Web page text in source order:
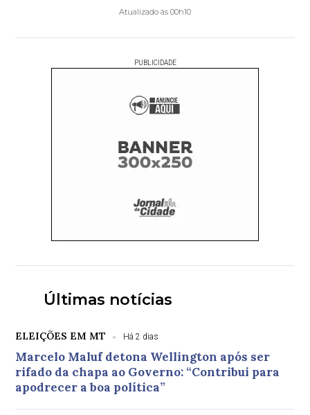
Atualizado às 00h10
PUBLICIDADE
Últimas notícias
ELEIÇÕES EM MT Há 2 dias
Marcelo Maluf detona Wellington após ser
rifado da chapa ao Governo: “Contribui para
apodrecer a boa política”